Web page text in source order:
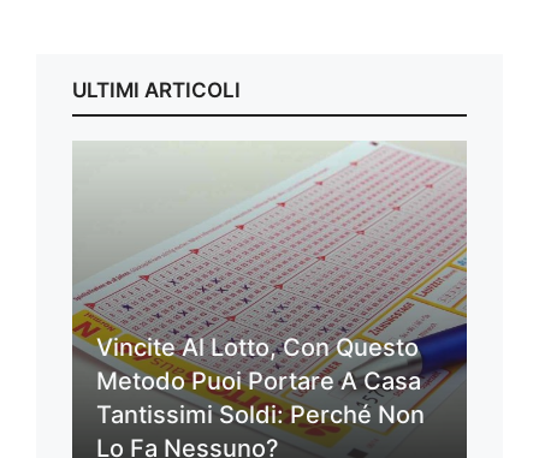
ULTIMI ARTICOLI
Vincite Al Lotto, Con Questo
Metodo Puoi Portare A Casa
Tantissimi Soldi: Perché Non
Lo Fa Nessuno?